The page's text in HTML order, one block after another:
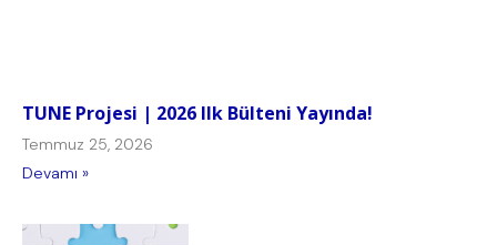
TUNE Projesi | 2026 Ilk Bülteni Yayında!
Temmuz 25, 2026
Devamı »